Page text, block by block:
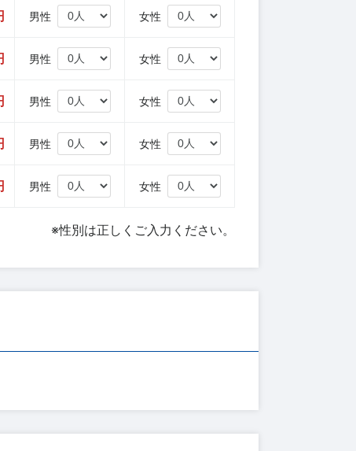
男性 女性
男性 女性
男性 女性
男性 女性
男性 女性
※性別は正しくご入力ください。